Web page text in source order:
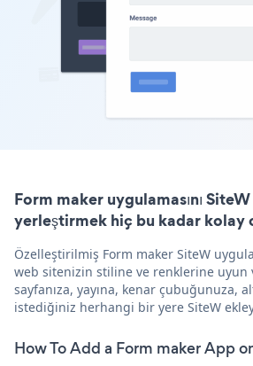
Form maker uygulamasını
yerleştirmek hiç bu kadar kolay
Özelleştirilmiş Form maker SiteW
web sitenizin stiline ve renklerine uyun
sayfanıza, yayına, kenar çubuğunuza,
istediğiniz herhangi bir yere SiteW
How To Add a Form maker App